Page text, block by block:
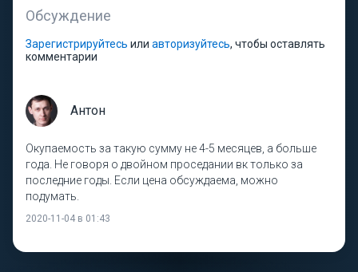
Обсуждение
Зарегистрируйтесь или авторизуйтесь, чтобы оставлять
комментарии
Антон
Окупаемость за такую сумму не 4-5 месяцев, а больше
года. Не говоря о двойном проседании вк только за
последние годы. Если цена обсуждаема, можно
подумать.
2020-11-04 в 01:43